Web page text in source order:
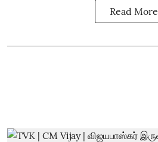
Read More